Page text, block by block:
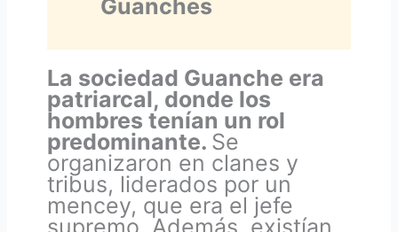
Guanches
La sociedad Guanche era
patriarcal, donde los
hombres tenían un rol
predominante. Se
organizaron en clanes y
tribus, liderados por un
mencey, que era el jefe
supremo. Además, existían